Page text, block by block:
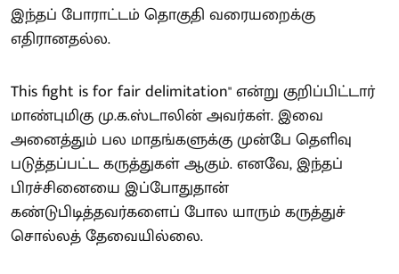
இந்தப் போராட்டம் தொகுதி வரையறைக்கு
எதிரானதல்ல.
This fight is for fair delimitation" என்று குறிப்பிட்டார்
மாண்புமிகு மு.க.ஸ்டாலின் அவர்கள். இவை
அனைத்தும் பல மாதங்களுக்கு முன்பே தெளிவு
படுத்தப்பட்ட கருத்துகள் ஆகும். எனவே, இந்தப்
பிரச்சினையை இப்போதுதான்
கண்டுபிடித்தவர்களைப் போல யாரும் கருத்துச்
சொல்லத் தேவையில்லை.